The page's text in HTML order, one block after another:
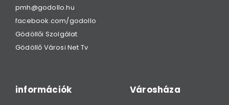
pmh@godollo.hu
facebook.com/godollo
Gödöllői Szolgálat
Gödöllő Városi Net Tv
információk Városháza